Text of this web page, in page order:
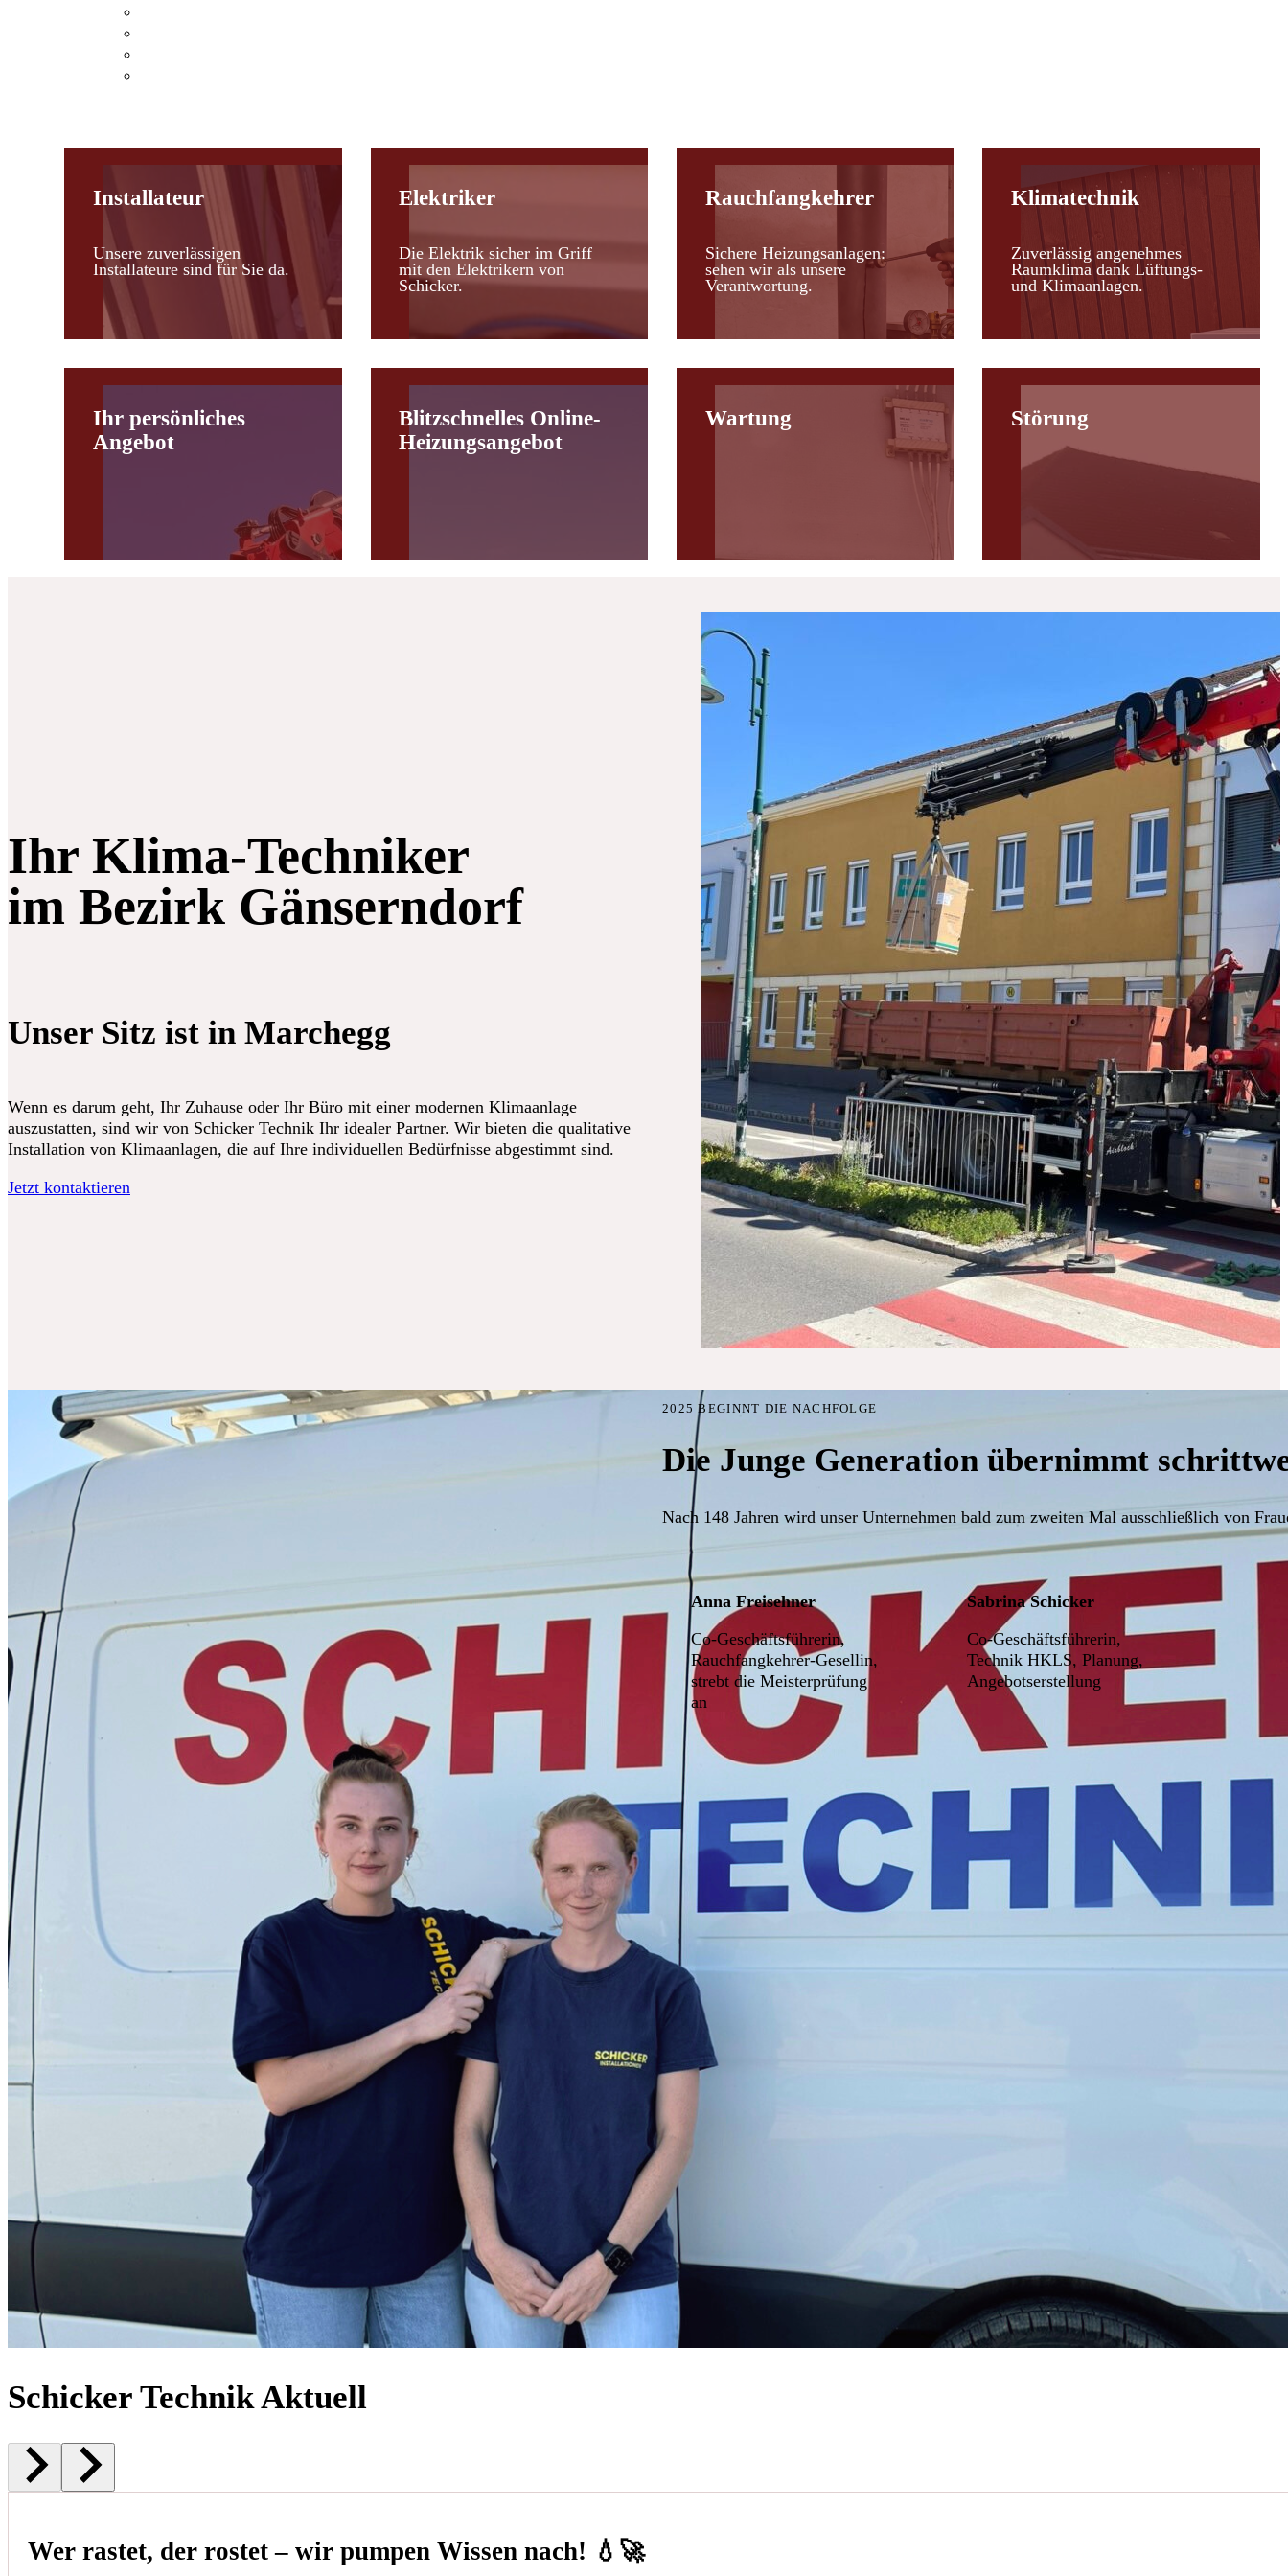
Installateur
Unsere zuverlässigen
Installateure sind für Sie da.
Elektriker
Die Elektrik sicher im Griff
mit den Elektrikern von
Schicker.
Rauchfangkehrer
Sichere Heizungsanlagen:
sehen wir als unsere
Verantwortung.
Klimatechnik
Zuverlässig angenehmes
Raumklima dank Lüftungs-
und Klimaanlagen.
Ihr persönliches
Angebot
Blitzschnelles Online-
Heizungsangebot
Wartung Störung
Ihr Klima-Techniker
im Bezirk Gänserndorf
Unser Sitz ist in Marchegg
Wenn es darum geht, Ihr Zuhause oder Ihr Büro mit einer modernen Klimaanlage
auszustatten, sind wir von Schicker Technik Ihr idealer Partner. Wir bieten die qualitative
Installation von Klimaanlagen, die auf Ihre individuellen Bedürfnisse abgestimmt sind.
Jetzt kontaktieren
2025 BEGINNT DIE NACHFOLGE
Die Junge Generation übernimmt
Nach 148 Jahren wird unser Unternehmen bald zum zweiten Mal ausschließlich von
Anna Freisehner
Co-Geschäftsführerin,
Rauchfangkehrer-Gesellin,
strebt die Meisterprüfung
an
Sabrina Schicker
Co-Geschäftsführerin,
Technik HKLS, Planung,
Angebotserstellung
Schicker Technik Aktuell
Wer rastet, der rostet – wir pumpen Wissen nach! 💧🚀